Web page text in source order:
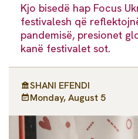
Kjo bisedë hap Focus
festivalesh që
pandemisë, presionet
kanë festivalet sot.
SHANI EFENDI
Monday, August 5